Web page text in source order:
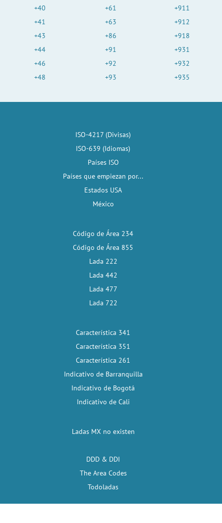
+40
+41
+43
+44
+46
+48
+61
+63
+86
+91
+92
+93
+911
+912
+918
+931
+932
+935
ISO-4217 (Divisas)
ISO-639 (Idiomas)
Países ISO
Países que empiezan por...
Estados USA
México
Código de Área 234
Código de Área 855
Lada 222
Lada 442
Lada 477
Lada 722
Característica 341
Característica 351
Característica 261
Indicativo de Barranquilla
Indicativo de Bogotá
Indicativo de Cali
Ladas MX no existen
DDD & DDI
The Area Codes
Todoladas